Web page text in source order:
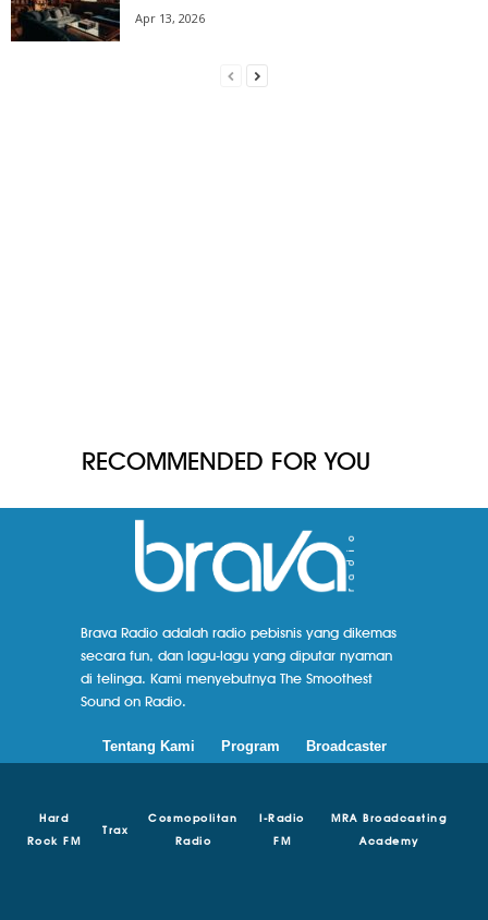
Apr 13, 2026
RECOMMENDED FOR YOU
Brava Radio adalah radio pebisnis yang dikemas
secara fun, dan lagu-lagu yang diputar nyaman
di telinga. Kami menyebutnya The Smoothest
Sound on Radio.
Tentang Kami Program Broadcaster
Hard
Rock FM
Trax
Cosmopolitan
Radio
I-Radio
FM
MRA Broadcasting
Academy